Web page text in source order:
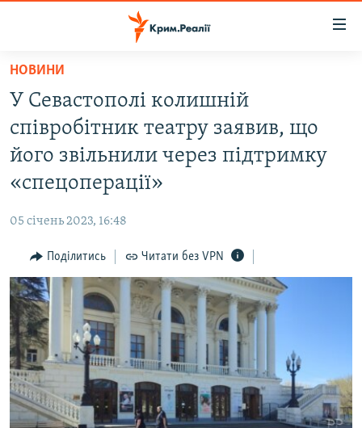
Перейти
основного
матеріалу
Перейти
до
основної
Перейти
пошуку
ВОДА.КРИМ
ВІДЕО ТА ФОТО
ІНТЕРВ'Ю
ВСЕ ЗА ДЕНЬ
СПЕЦПРОЕКТИ
ДЕПОРТАЦІЯ
ВІДЕОУРОКИ «ELIFBE»
СВІДЧЕННЯ ОКУПАЦІЇ
ЯК ОБІЙТИ БЛОКУВАННЯ
Русский
Qırımtatar
НОВИНИ
У Севастополі колишній
співробітник театру заявив, що
його звільнили через підтримку
«спецоперації»
05 січень 2023, 16:48
Поділитись Читати без VPN